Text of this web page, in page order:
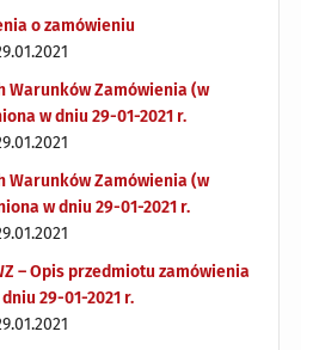
o zamówieniu
Warunków Zamówienia (w
w dniu 29-01-2021 r.
Warunków Zamówienia (w
w dniu 29-01-2021 r.
– Opis przedmiotu zamówienia
29-01-2021 r.